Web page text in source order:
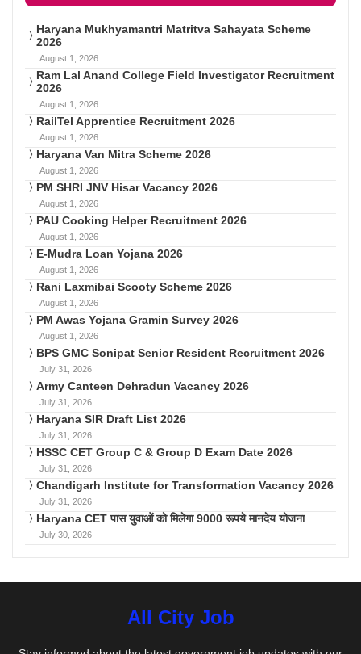
Haryana Mukhyamantri Matritva Sahayata Scheme
2026
August 1, 2026
Ram Lal Anand College Field Investigator Recruitment
2026
August 1, 2026
RailTel Apprentice Recruitment 2026
August 1, 2026
Haryana Van Mitra Scheme 2026
August 1, 2026
PM SHRI JNV Hisar Vacancy 2026
August 1, 2026
PAU Cooking Helper Recruitment 2026
August 1, 2026
E-Mudra Loan Yojana 2026
August 1, 2026
Rani Laxmibai Scooty Scheme 2026
August 1, 2026
PM Awas Yojana Gramin Survey 2026
August 1, 2026
BPS GMC Sonipat Senior Resident Recruitment 2026
July 31, 2026
Army Canteen Dehradun Vacancy 2026
July 31, 2026
Haryana SIR Draft List 2026
July 31, 2026
HSSC CET Group C & Group D Exam Date 2026
July 31, 2026
Chandigarh Institute for Transformation Vacancy 2026
July 31, 2026
Haryana CET पास युवाओं को मिलेगा 9000 रूपये मानदेय योजना
July 30, 2026
All City Job